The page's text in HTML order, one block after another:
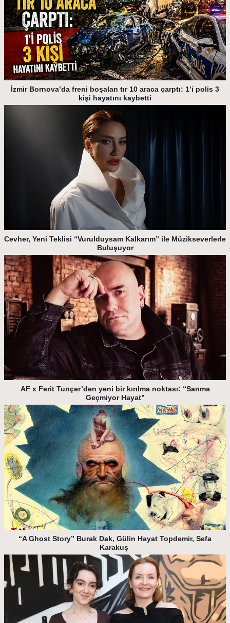
İzmir Bornova’da freni boşalan tır 10 araca çarptı: 1’i polis 3
kişi hayatını kaybetti
Cevher, Yeni Teklisi “Vurulduysam Kalkarım” ile Müzikseverlerle
Buluşuyor
AF x Ferit Tunçer’den yeni bir kırılma noktası: “Sanma
Geçmiyor Hayat”
“A Ghost Story” Burak Dak, Gülin Hayat Topdemir, Sefa
Karakuş